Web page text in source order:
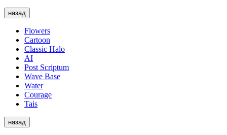
назад
Flowers
Cartoon
Classic Halo
AI
Post Scriptum
Wave Base
Water
Courage
Tais
назад